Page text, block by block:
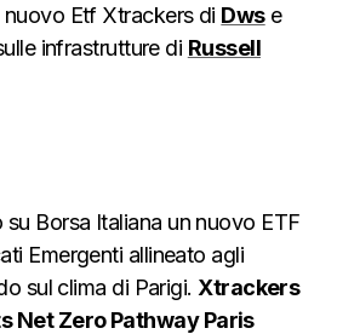
Etf Xtrackers di Dwse
infrastrutture di Russell
su Borsa Italiana un nuovo ETF
Emergenti allineato agli
sul clima di Parigi. Xtrackers
Net Zero Pathway Paris